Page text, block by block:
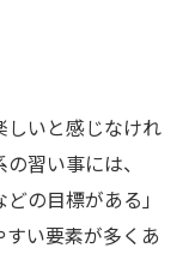
しいと感じなけれ
習い事には、
の目標がある」
すい要素が多くあ